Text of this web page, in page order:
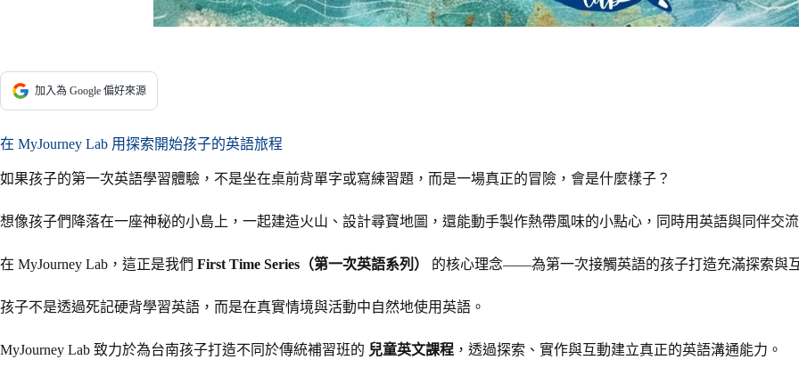
加入為 Google 偏好來源
在 MyJourney Lab 用探索開始孩子的英語旅程
如果孩子的第一次英語學習體驗，不是坐在桌前背單字或寫練習題，而是一場真正的冒險，會是什麼樣子？
想像孩子們降落在一座神秘的小島上，一起建造火山、設計尋寶地圖，還能動手製作熱帶風味的小點心，同時用英語與同伴交流
在 MyJourney Lab，這正是我們 First Time Series（第一次英語系列） 的核心理念——為第一次接觸英語的孩子打造充滿探索與
孩子不是透過死記硬背學習英語，而是在真實情境與活動中自然地使用英語。
MyJourney Lab 致力於為台南孩子打造不同於傳統補習班的 兒童英文課程 ，透過探索、實作與互動建立真正的英語溝通能力。